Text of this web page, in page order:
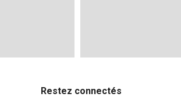
Restez connectés